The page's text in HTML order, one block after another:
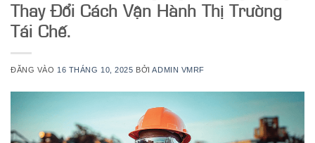
Thay Đổi Cách Vận Hành Thị Trường
Tái Chế.
ĐĂNG VÀO 16 THÁNG 10, 2025 BỞIADMIN VMRF